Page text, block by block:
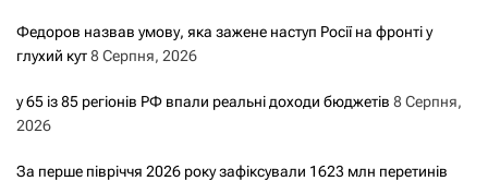
Федоров назвав умову, яка зажене наступ Росії на фронті у
глухий кут8 Серпня, 2026
у 65 із 85 регіонів РФ впали реальні доходи бюджетів 8 Серпня,
2026
За перше півріччя 2026 року зафіксували 1623 млн перетинів